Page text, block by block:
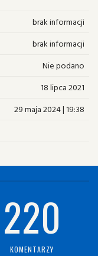
brak informacji
brak informacji
Nie podano
18 lipca 2021
29 maja 2024 | 19:38
220
KOMENTARZY